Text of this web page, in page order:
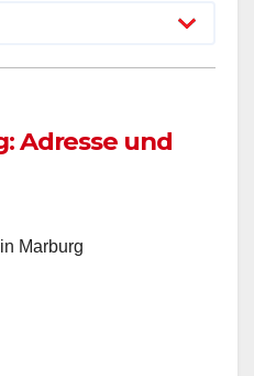
Adresse und
Marburg